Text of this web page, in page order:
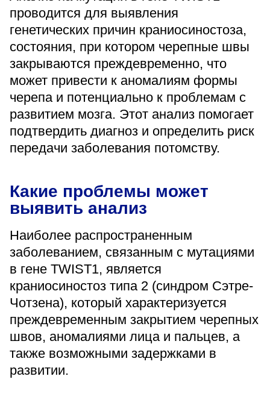
«Парус»
Адрес
399000, г. Липецк, Плехановское лесничество,
Ленинский лесхоз, квартал 67
Понедельник — четверг
08:00–16:45
перерыв 12:00–12:30
Пятница
08:00–15:45
перерыв 12:00–12:30
Администратор
+7 (4742) 72-73-31
Версия для слабовидящих
проводится для выявления
генетических причин краниосиностоза,
состояния, при котором черепные швы
закрываются преждевременно, что
может привести к аномалиям формы
черепа и потенциально к проблемам с
развитием мозга. Этот анализ помогает
подтвердить диагноз и определить риск
передачи заболевания потомству.
Какие проблемы может
выявить анализ
Наиболее распространенным
заболеванием, связанным с мутациями
в гене TWIST1, является
краниосиностоз типа 2 (синдром Сэтре-
Чотзена), который характеризуется
преждевременным закрытием черепных
швов, аномалиями лица и пальцев, а
также возможными задержками в
развитии.